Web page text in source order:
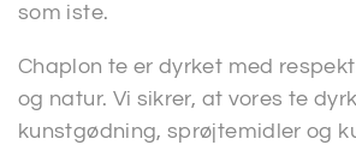
som iste.
Chaplon te er dyrket med
og natur. Vi sikrer, at vores te
kunstgødning, sprøjtemidler og